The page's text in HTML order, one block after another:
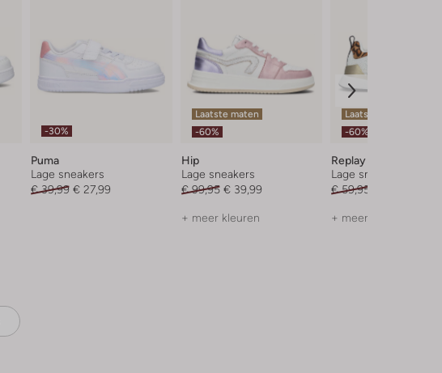
-30%
Puma
Lage sneakers
€ 39,99 € 27,99
Laatste maten
-60%
Hip
Lage sneakers
€ 99,95 € 39,99
+ meer kleuren
Laatste maten
-60%
Replay
Lage sneakers
€ 59,95
+ meer kleuren